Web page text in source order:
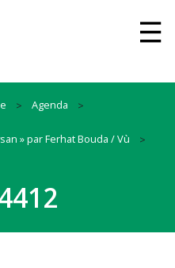
Agenda
» par Ferhat Bouda / Vù